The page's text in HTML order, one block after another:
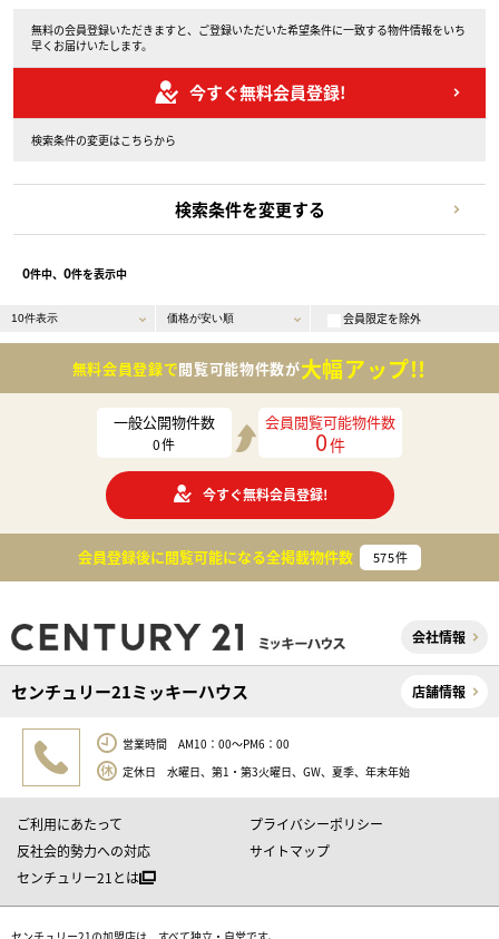
無料の会員登録いただきますと、ご登録いただいた希望条件に一致する物件情報をいち
早くお届けいたします。
今すぐ無料会員登録!
検索条件の変更はこちらから
検索条件を変更する
0件中、 0件を表示中
会員限定を除外
無料会員登録で閲覧可能物件数が大幅アップ!!
一般公開物件数
0件
会員閲覧可能物件数
0件
今すぐ無料会員登録!
会員登録後に閲覧可能になる全掲載物件数 575件
会社情報
センチュリー21ミッキーハウス 店舗情報
営業時間 AM10：00～PM6：00
定休日 水曜日、第1・第3火曜日、GW、夏季、年末年始
ご利用にあたって
プライバシーポリシー
反社会的勢力への対応
サイトマップ
センチュリー21とは